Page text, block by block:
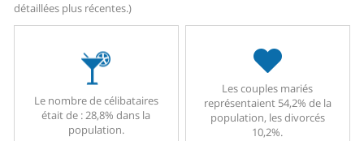
détaillées plus récentes.)
Le nombre de célibataires
était de : 28,8% dans la
population.
Les couples mariés
représentaient 54,2% de la
population, les divorcés
10,2%.